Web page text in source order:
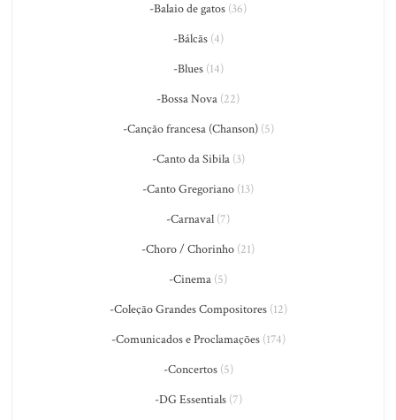
-Balaio de gatos (36)
-Bálcãs(4)
-Blues(14)
-Bossa Nova (22)
-Canção francesa (Chanson)(5)
-Canto da Sibila(3)
-Canto Gregoriano (13)
-Carnaval (7)
-Choro / Chorinho (21)
-Cinema (5)
-Coleção Grandes Compositores(12)
-Comunicados e Proclamações(174)
-Concertos(5)
-DG Essentials(7)